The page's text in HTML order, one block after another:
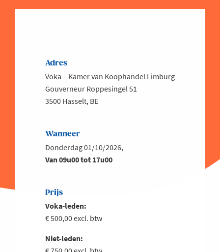
Adres
Voka – Kamer van Koophandel Limburg
Gouverneur Roppesingel 51
3500 Hasselt, BE
Wanneer
Donderdag 01/10/2026,
Van 09u00 tot 17u00
Prijs
Voka-leden:
€ 500,00 excl. btw
Niet-leden: